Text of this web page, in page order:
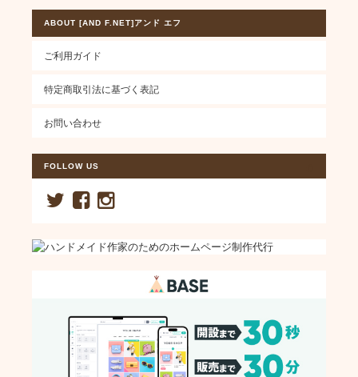
ABOUT [AND F.NET]アンド エフ
ご利用ガイド
特定商取引法に基づく表記
お問い合わせ
FOLLOW US